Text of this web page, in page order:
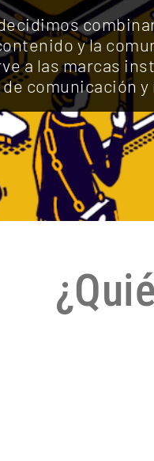
y la
a las marcas
comunicación